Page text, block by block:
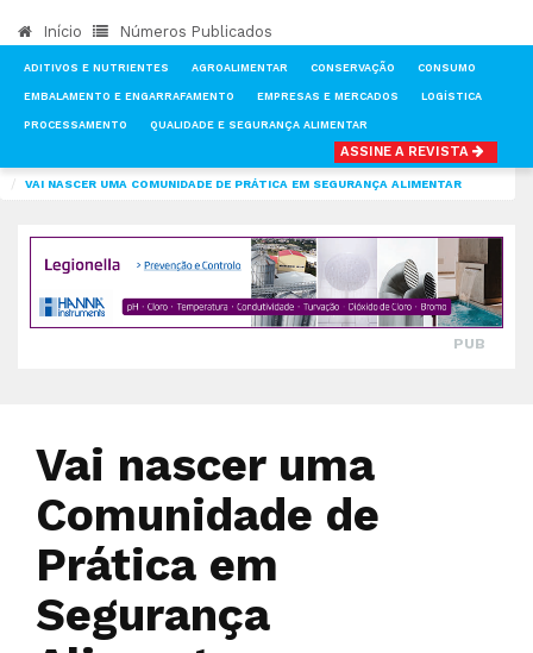
Início Números Publicados
ADITIVOS E NUTRIENTES AGROALIMENTAR CONSERVAÇÃO CONSUMO
EMBALAMENTO E ENGARRAFAMENTO EMPRESAS E MERCADOS LOGÍSTICA
PROCESSAMENTO QUALIDADE E SEGURANÇA ALIMENTAR
ASSINE A REVISTA
QUALIDADE E SEGURANÇA ALIMENTAR
VAI NASCER UMA COMUNIDADE DE PRÁTICA EM SEGURANÇA ALIMENTAR
PUB
Vai nascer uma
Comunidade de
Prática em
Segurança